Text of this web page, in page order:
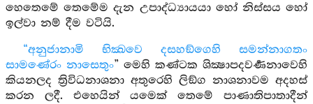
හෙතෙමේ තෙමේම දැන උපාද්ධ්‍යායයා හෝ නිස්සය හෝ
ඉල්වා නම් දීම වටියි.
“අනුජානාමි භික්‍ඛවෙ දසහඞ්ගෙහි සමන්නාගතං
සාමණේරං නාසෙතුං” මෙහි කණ්ටක ශික්‍ෂාපදවර්‍ණනාවෙහි
කියනලද ත්‍රිවිධනාශනා අතුරෙහි ලිඞ්ග නාශනාවම අදහස්
කරන ලදී. එහෙයින් යමෙක් තෙමේ පාණාතිපාතාදීන්